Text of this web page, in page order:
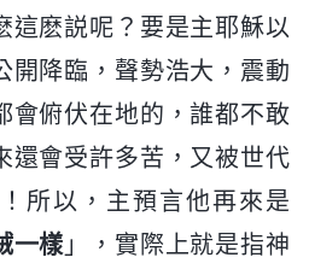
這麽説呢？要是主耶穌以
開降臨，聲勢浩大，震動
會俯伏在地的，誰都不敢
還會受許多苦，又被世代
所以，主預言他再來是
一樣 」，實際上就是指神